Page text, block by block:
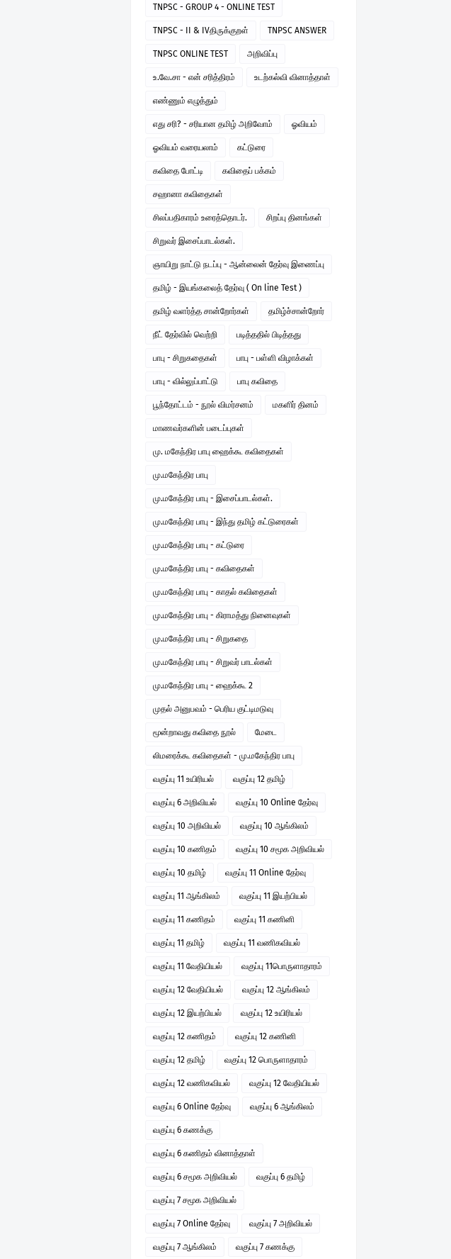
TNPSC - GROUP 4 - ONLINE TEST
TNPSC - II & IVதிருக்குறள் TNPSC ANSWER
TNPSC ONLINE TEST அறிவிப்பு
உ.வே.சா - என் சரித்திரம் உடற்கல்வி வினாத்தாள்
எண்ணும் எழுத்தும்
எது சரி? - சரியான தமிழ் அறிவோம் ஓவியம்
ஓவியம் வரையலாம் கட்டுரை
கவிதை போட்டி கவிதைப் பக்கம்
சஹானா கவிதைகள்
சிலப்பதிகாரம் உரைத்தொடர். சிறப்பு தினங்கள்
சிறுவர் இசைப்பாடல்கள்.
ஞாயிறு நாட்டு நடப்பு - ஆன்லைன் தேர்வு இணைப்பு
தமிழ் - இயங்கலைத் தேர்வு ( On line Test )
தமிழ் வளர்த்த சான்றோர்கள் தமிழ்ச்சான்றோர்
நீட் தேர்வில் வெற்றி படித்ததில் பிடித்தது
பாபு - சிறுகதைகள் பாபு - பள்ளி விழாக்கள்
பாபு - வில்லுப்பாட்டு பாபு கவிதை
பூந்தோட்டம் - நூல் விமர்சனம் மகளிர் தினம்
மாணவர்களின் படைப்புகள்
மு. மகேந்திர பாபு ஹைக்கூ கவிதைகள்
மு.மகேந்திர பாபு
மு.மகேந்திர பாபு - இசைப்பாடல்கள்.
மு.மகேந்திர பாபு - இந்து தமிழ் கட்டுரைகள்
மு.மகேந்திர பாபு - கட்டுரை
மு.மகேந்திர பாபு - கவிதைகள்
மு.மகேந்திர பாபு - காதல் கவிதைகள்
மு.மகேந்திர பாபு - கிராமத்து நினைவுகள்
மு.மகேந்திர பாபு - சிறுகதை
மு.மகேந்திர பாபு - சிறுவர் பாடல்கள்
மு.மகேந்திர பாபு - ஹைக்கூ 2
முதல் அனுபவம் - பெரிய குட்டிமடுவு
மூன்றாவது கவிதை நூல் மேடை
லிமரைக்கூ கவிதைகள் - மு.மகேந்திர பாபு
வகுப்பு 11 உயிரியல் வகுப்பு 12 தமிழ்
வகுப்பு 6 அறிவியல் வகுப்பு 10 Online தேர்வு
வகுப்பு 10 அறிவியல் வகுப்பு 10 ஆங்கிலம்
வகுப்பு 10 கணிதம் வகுப்பு 10 சமூக அறிவியல்
வகுப்பு 10 தமிழ் வகுப்பு 11 Online தேர்வு
வகுப்பு 11 ஆங்கிலம் வகுப்பு 11 இயற்பியல்
வகுப்பு 11 கணிதம் வகுப்பு 11 கணினி
வகுப்பு 11 தமிழ் வகுப்பு 11 வணிகவியல்
வகுப்பு 11 வேதியியல் வகுப்பு 11பொருளாதாரம்
வகுப்பு 12 வேதியியல் வகுப்பு 12 ஆங்கிலம்
வகுப்பு 12 இயற்பியல் வகுப்பு 12 உயிரியல்
வகுப்பு 12 கணிதம் வகுப்பு 12 கணினி
வகுப்பு 12 தமிழ் வகுப்பு 12 பொருளாதாரம்
வகுப்பு 12 வணிகவியல் வகுப்பு 12 வேதியியல்
வகுப்பு 6 Online தேர்வு வகுப்பு 6 ஆங்கிலம்
வகுப்பு 6 கணக்கு
வகுப்பு 6 கணிதம் வினாத்தாள்
வகுப்பு 6 சமூக அறிவியல் வகுப்பு 6 தமிழ்
வகுப்பு 7 சமூக அறிவியல்
வகுப்பு 7 Online தேர்வு வகுப்பு 7 அறிவியல்
வகுப்பு 7 ஆங்கிலம் வகுப்பு 7 கணக்கு